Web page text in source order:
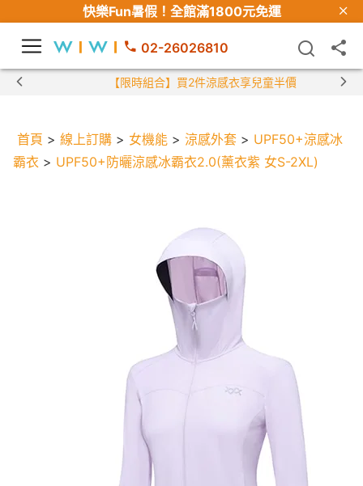
快樂Fun暑假！ 全館滿1800元免運
02-26026810
【限時組合】買2件涼感衣享兒童半價
首頁 > 線上訂購 > 女機能 > 涼感外套 > UPF50+涼感冰
霸衣 > UPF50+防曬涼感冰霸衣2.0(薰衣紫 女S-2XL)